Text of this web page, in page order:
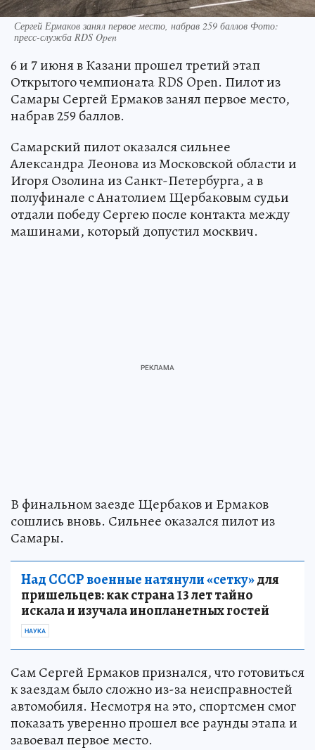
Сергей Ермаков занял первое место, набрав 259 баллов Фото:
пресс-служба RDS Open
6 и 7 июня в Казани прошел третий этап
Открытого чемпионата RDS Open. Пилот из
Самары Сергей Ермаков занял первое место,
набрав 259 баллов.
Самарский пилот оказался сильнее
Александра Леонова из Московской области и
Игоря Озолина из Санкт-Петербурга, а в
полуфинале с Анатолием Щербаковым судьи
отдали победу Сергею после контакта между
машинами, который допустил москвич.
В финальном заезде Щербаков и Ермаков
сошлись вновь. Сильнее оказался пилот из
Самары.
Над СССР военные натянули «сетку»для
пришельцев: как страна 13 лет тайно
искала и изучала инопланетных гостей
НАУКА
Сам Сергей Ермаков признался, что готовиться
к заездам было сложно из-за неисправностей
автомобиля. Несмотря на это, спортсмен смог
показать уверенно прошел все раунды этапа и
завоевал первое место.